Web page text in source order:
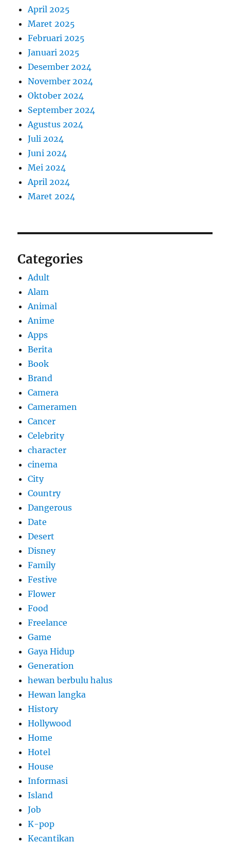
April 2025
Maret 2025
Februari 2025
Januari 2025
Desember 2024
November 2024
Oktober 2024
September 2024
Agustus 2024
Juli 2024
Juni 2024
Mei 2024
April 2024
Maret 2024
Categories
Adult
Alam
Animal
Anime
Apps
Berita
Book
Brand
Camera
Cameramen
Cancer
Celebrity
character
cinema
City
Country
Dangerous
Date
Desert
Disney
Family
Festive
Flower
Food
Freelance
Game
Gaya Hidup
Generation
hewan berbulu halus
Hewan langka
History
Hollywood
Home
Hotel
House
Informasi
Island
Job
K-pop
Kecantikan